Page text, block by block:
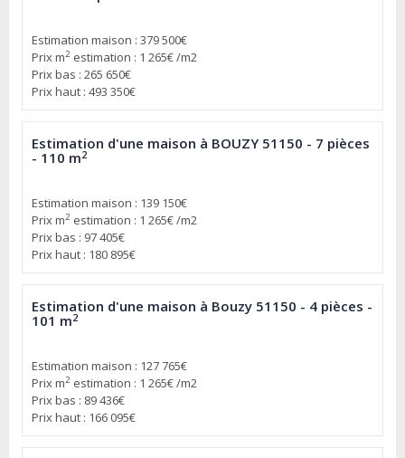
Estimation maison : 379 500€
Prix m2 estimation : 1 265€ /m2
Prix bas : 265 650€
Prix haut : 493 350€
Estimation d'une maison à BOUZY 51150 - 7 pièces
- 110 m2
Estimation maison : 139 150€
Prix m2 estimation : 1 265€ /m2
Prix bas : 97 405€
Prix haut : 180 895€
Estimation d'une maison à Bouzy 51150 - 4 pièces -
101 m2
Estimation maison : 127 765€
Prix m2 estimation : 1 265€ /m2
Prix bas : 89 436€
Prix haut : 166 095€